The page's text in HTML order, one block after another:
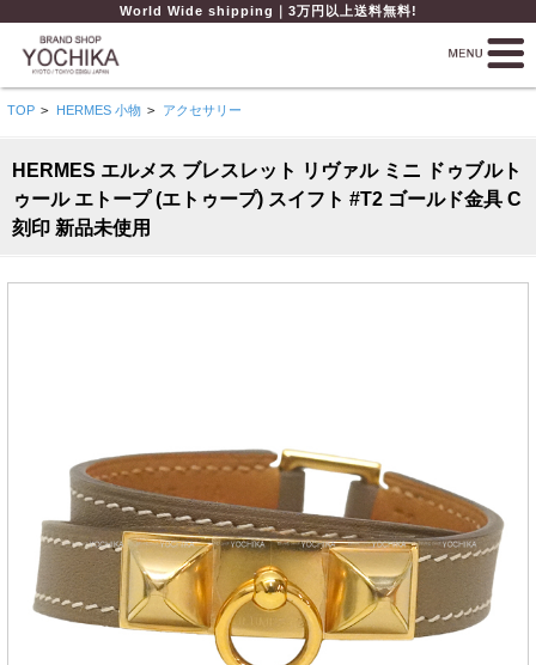
World Wide shipping｜3万円以上送料無料!
TOP > HERMES 小物 > アクセサリー
HERMES エルメス ブレスレット リヴァル ミニ ドゥブルト
ゥール エトープ (エトゥープ) スイフト #T2 ゴールド金具 C
刻印 新品未使用